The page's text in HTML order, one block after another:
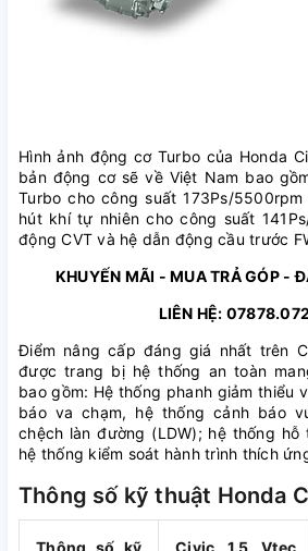
Hình ảnh động cơ Turbo của Honda
bản động cơ sẽ về Việt Nam bao
Turbo cho công suất 173Ps/
hút khí tự nhiên cho công suất
động CVT và hệ dẫn động cầu trước
KHUYẾN MÃI - MUA TRẢ GÓP -
LIÊN HỆ:
Điểm nâng cấp đáng giá nhất trên
được trang bị hệ thống an toàn
bao gồm: Hệ thống phanh giảm thiểu
báo va chạm, hệ thống cảnh báo
chệch làn đường (LDW); hệ thống hỗ
hệ thống kiểm soát hành trình thích
Thông số kỹ thuật Honda
Thông số kỹ Civic 1.5 Vtec